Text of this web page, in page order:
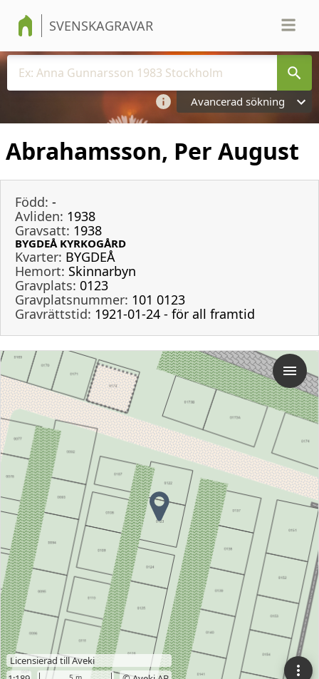
SVENSKAGRAVAR
Avancerad sökning
Abrahamsson, Per August
Född: -
Avliden: 1938
Gravsatt: 1938
BYGDEÅ KYRKOGÅRD
Kvarter: BYGDEÅ
Hemort: Skinnarbyn
Gravplats: 0123
Gravplatsnummer: 101 0123
Gravrättstid: 1921-01-24 - för all framtid